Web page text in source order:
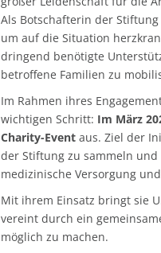
Als Botschafterin der
um auf die Situation
dringend benötigte
betroffene Familien zu
Im Rahmen ihres
wichtigen Schritt: Im März
Charity-Event aus. Ziel der
der Stiftung zu sammeln
medizinische Versorgung
Mit ihrem Einsatz bringt sie
vereint durch ein
möglich zu machen.